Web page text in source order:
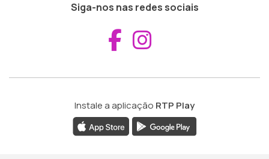
Siga-nos nas redes sociais
Aceder ao
Instale a aplicação RTP Play